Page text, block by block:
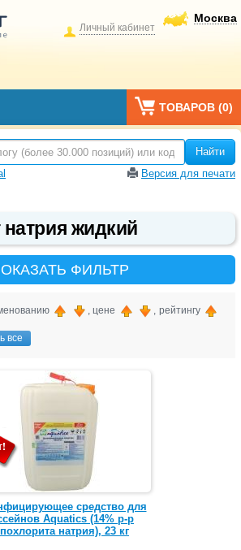
Москва
Личный кабинет
ТОВАРОВ (0)
Найти
Версия для печати
жидкий
ФИЛЬТР
, цене , рейтингу
все
средство для
Aquatics (14% р-р
натрия), 23 кг